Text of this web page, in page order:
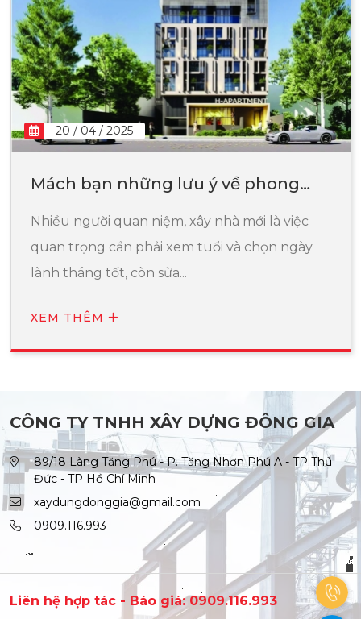
20 / 04 / 2025
Mách bạn những lưu ý về phong
Nhiều người quan niệm, xây nhà mới là việc
quan trọng cần phải xem tuổi và chọn ngày
lành tháng tốt, còn sửa...
XEM THÊM
CÔNG TY TNHH XÂY DỰNG ĐÔNG GIA
89/18 Làng Tăng Phú - P. Tăng Nhơn Phú A - TP Thủ
Đức - TP Hồ Chí Minh
xaydungdonggia@gmail.com
0909.116.993
Liên hệ hợp tác - Báo giá: 0909.116.993